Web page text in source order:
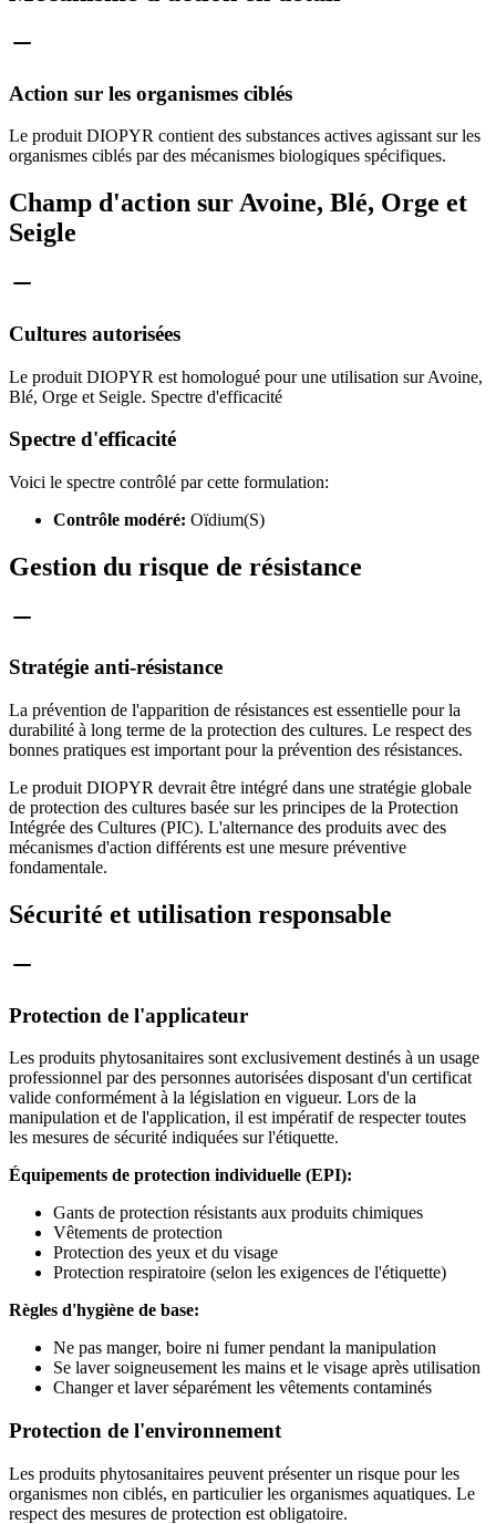
Action sur les organismes ciblés
Le produit DIOPYR contient des substances actives agissant sur les
organismes ciblés par des mécanismes biologiques spécifiques.
Champ d'action sur Avoine, Blé, Orge et
Seigle
Cultures autorisées
Le produit DIOPYR est homologué pour une utilisation sur Avoine,
Blé, Orge et Seigle. Spectre d'efficacité
Spectre d'efficacité
Voici le spectre contrôlé par cette formulation:
Contrôle modéré: Oïdium(S)
Gestion du risque de résistance
Stratégie anti-résistance
La prévention de l'apparition de résistances est essentielle pour la
durabilité à long terme de la protection des cultures. Le respect des
bonnes pratiques est important pour la prévention des résistances.
Le produit DIOPYR devrait être intégré dans une stratégie globale
de protection des cultures basée sur les principes de la Protection
Intégrée des Cultures (PIC). L'alternance des produits avec des
mécanismes d'action différents est une mesure préventive
fondamentale.
Sécurité et utilisation responsable
Protection de l'applicateur
Les produits phytosanitaires sont exclusivement destinés à un usage
professionnel par des personnes autorisées disposant d'un certificat
valide conformément à la législation en vigueur. Lors de la
manipulation et de l'application, il est impératif de respecter toutes
les mesures de sécurité indiquées sur l'étiquette.
Équipements de protection individuelle (EPI):
Gants de protection résistants aux produits chimiques
Vêtements de protection
Protection des yeux et du visage
Protection respiratoire (selon les exigences de l'étiquette)
Règles d'hygiène de base:
Ne pas manger, boire ni fumer pendant la manipulation
Se laver soigneusement les mains et le visage après utilisation
Changer et laver séparément les vêtements contaminés
Protection de l'environnement
Les produits phytosanitaires peuvent présenter un risque pour les
organismes non ciblés, en particulier les organismes aquatiques. Le
respect des mesures de protection est obligatoire.